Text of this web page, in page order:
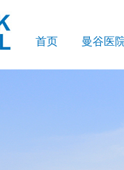
首页 曼谷医